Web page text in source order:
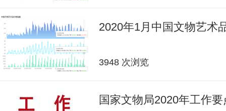
2020年1月中国文物艺术
3948 次浏览
国家文物局2020年工作要